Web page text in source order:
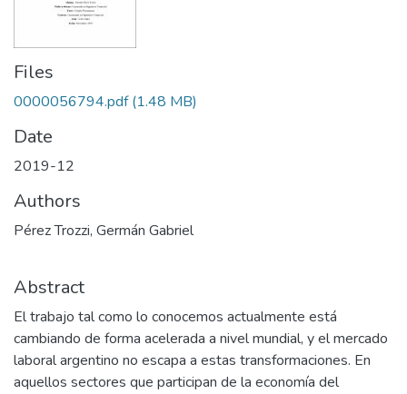
Files
0000056794.pdf (1.48 MB)
Date
2019-12
Authors
Pérez Trozzi, Germán Gabriel
Abstract
El trabajo tal como lo conocemos actualmente está
cambiando de forma acelerada a nivel mundial, y el mercado
laboral argentino no escapa a estas transformaciones. En
aquellos sectores que participan de la economía del